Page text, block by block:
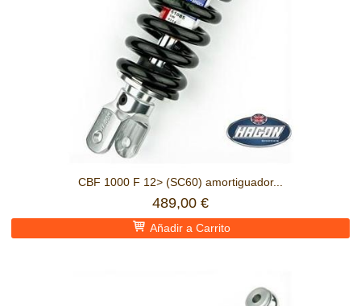
CBF 1000 F 12> (SC60) amortiguador...
489,00 €
Añadir a Carrito